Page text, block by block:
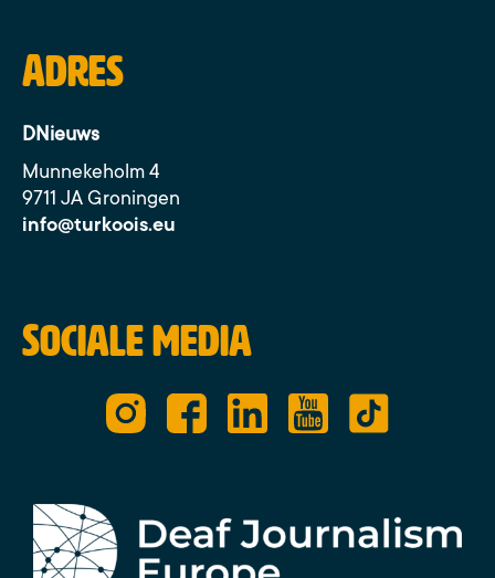
Adres
DNieuws
Munnekeholm 4
9711 JA Groningen
info@turkoois.eu
Sociale media